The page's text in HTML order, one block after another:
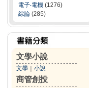
電子‧電機 (1276)
綜論 (285)
文學小說
文學 小說
商管創投